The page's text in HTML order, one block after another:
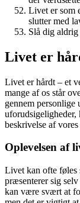
Livet er som
slutter med
Slå dig
Livet er
Livet er hårdt – et
mange af os står
gennem personlige
uforudsigeligheder,
beskrivelse af
Oplevelsen af
Livet kan ofte føles
præsenterer sig
kan være svært at